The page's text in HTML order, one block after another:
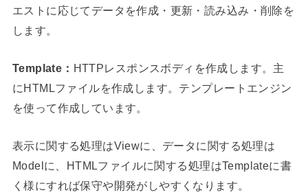
エストに応じてデータを作成・更新・読み込み・削除を
します。
Template： HTTPレスポンスボディを作成します。主
にHTMLファイルを作成します。テンプレートエンジン
を使って作成しています。
表示に関する処理はViewに、データに関する処理は
Modelに、HTMLファイルに関する処理はTemplateに書
く様にすれば保守や開発がしやすくなります。